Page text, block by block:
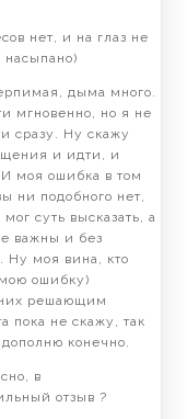
нет, и на глаз не
насыпано)
дыма много.
мгновенно, но я не
сразу. Ну скажу
и идти, и
моя ошибка в том
ни подобного нет,
суть высказать, а
важны и без
Ну моя вина, кто
ошибку)
них решающим
пока не скажу, так
конечно.
в
отзыв ?